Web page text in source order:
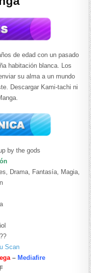
de edad con un pasado
habitación blanca. Los
su alma a un mundo
Descargar Kami-tachi ni
by the gods
Drama, Fantasía, Magia,
Scan
– Mediafire